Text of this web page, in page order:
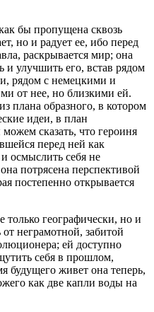
бы пропущена сквозь
но и радует ее, ибо перед
раскрывается мир; она
и улучшить его, встав рядом
рядом с немецкими и
от нее, но близкими ей.
плана образного, в котором
идеи, в план
сказать, что героиня
перед ней как
осмыслить себя не
потрясена перспективой
постепенно открывается
географически, но и
неграмотной, забитой
ей доступно
себя в прошлом,
будущего живет она теперь,
как две капли воды на